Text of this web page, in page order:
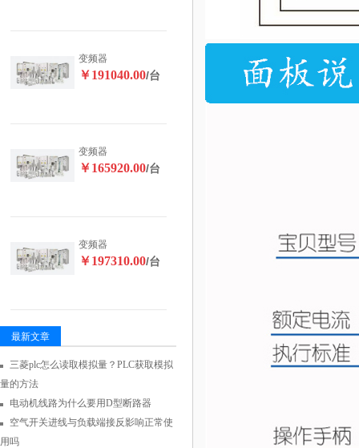
变频器
￥191040.00/台
变频器
￥165920.00/台
变频器
￥197310.00/台
最新文章
三菱plc怎么读取模拟量？PLC获取模拟
量的方法
电动机线路为什么要用D型断路器
空气开关进线与负载端接反影响正常使
用吗